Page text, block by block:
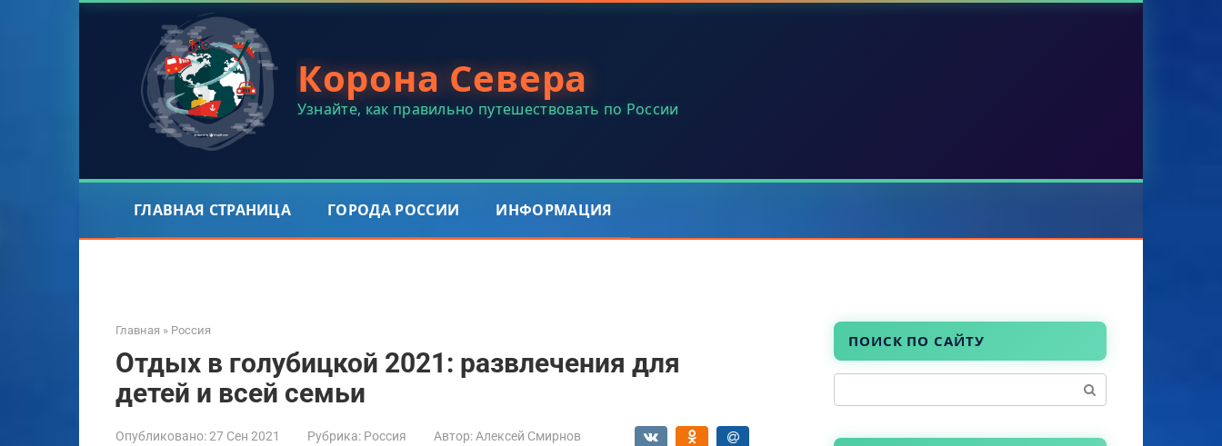
Корона Севера
Узнайте, как правильно путешествовать по России
ГЛАВНАЯ СТРАНИЦА ГОРОДА РОССИИ ИНФОРМАЦИЯ
Главная » Россия
Отдых в голубицкой 2021: развлечения для
детей и всей семьи
Опубликовано:27 Сен 2021 Рубрика: Россия Автор: Алексей Смирнов
ПОИСК ПО САЙТУ